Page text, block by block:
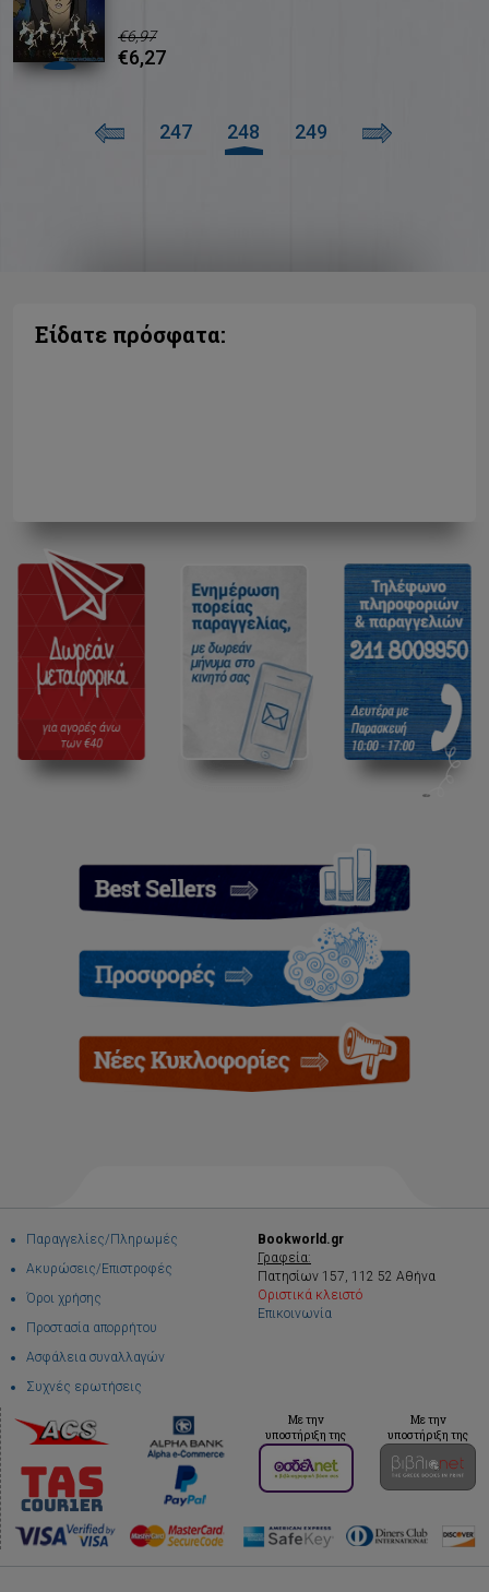
€6,97
€6,27
247 248 249
Είδατε πρόσφατα:
Παραγγελίες/Πληρωμές
Ακυρώσεις/Επιστροφές
Όροι χρήσης
Προστασία απορρήτου
Ασφάλεια συναλλαγών
Συχνές ερωτήσεις
Bookworld.gr
Γραφεία:
Πατησίων 157, 112 52 Αθήνα
Οριστικά κλειστό
Επικοινωνία
Με την
υποστήριξη της
Με την
υποστήριξη της